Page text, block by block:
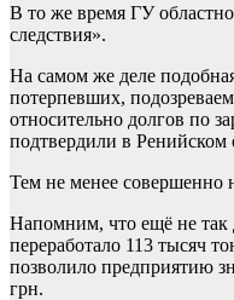
В то же время ГУ
следствия».
На самом же деле
потерпевших,
относительно долгов по
подтвердили в
Тем не менее совершенно
Напомним, что ещё не так
переработало 113 тысяч
позволило предприятию
грн.